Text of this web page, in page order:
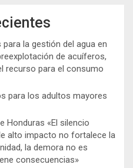
la gestión del agua en
de acuíferos,
recurso para el consumo
para los adultos mayores
Honduras «El silencio
alto impacto no fortalece la
la demora no es
consecuencias»